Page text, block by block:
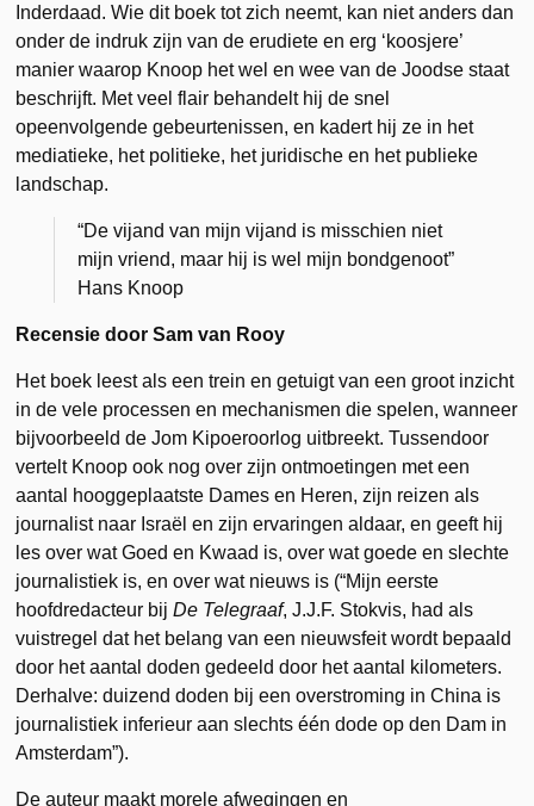
Inderdaad. Wie dit boek tot zich neemt, kan niet anders dan
onder de indruk zijn van de erudiete en erg ‘koosjere’
manier waarop Knoop het wel en wee van de Joodse staat
beschrijft. Met veel flair behandelt hij de snel
opeenvolgende gebeurtenissen, en kadert hij ze in het
mediatieke, het politieke, het juridische en het publieke
landschap.
“De vijand van mijn vijand is misschien niet
mijn vriend, maar hij is wel mijn bondgenoot”
Hans Knoop
Recensie door Sam van Rooy
Het boek leest als een trein en getuigt van een groot inzicht
in de vele processen en mechanismen die spelen, wanneer
bijvoorbeeld de Jom Kipoeroorlog uitbreekt. Tussendoor
vertelt Knoop ook nog over zijn ontmoetingen met een
aantal hooggeplaatste Dames en Heren, zijn reizen als
journalist naar Israël en zijn ervaringen aldaar, en geeft hij
les over wat Goed en Kwaad is, over wat goede en slechte
journalistiek is, en over wat nieuws is (“Mijn eerste
hoofdredacteur bijDe Telegraaf, J.J.F. Stokvis, had als
vuistregel dat het belang van een nieuwsfeit wordt bepaald
door het aantal doden gedeeld door het aantal kilometers.
Derhalve: duizend doden bij een overstroming in China is
journalistiek inferieur aan slechts één dode op den Dam in
Amsterdam”).
De auteur maakt morele afwegingen en